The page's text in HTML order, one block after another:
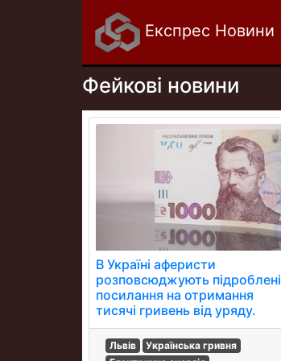
Експрес Новини
Фейкові новини
В Україні аферисти
розповсюджують підроблені
посилання на отримання
тисячі гривень від уряду.
Львів
Українська гривня